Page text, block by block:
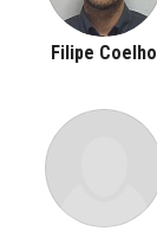
Filipe Coelho